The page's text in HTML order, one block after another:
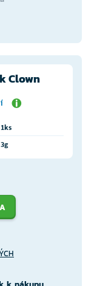
Clown
1ks
3g